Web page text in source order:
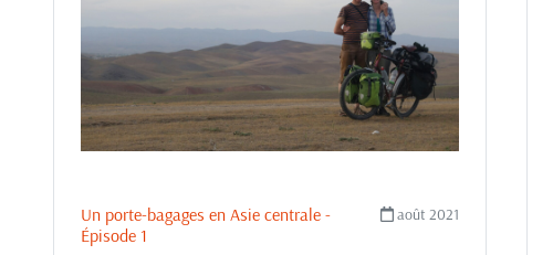
août 2021
Un porte-bagages en Asie centrale -
Épisode 1